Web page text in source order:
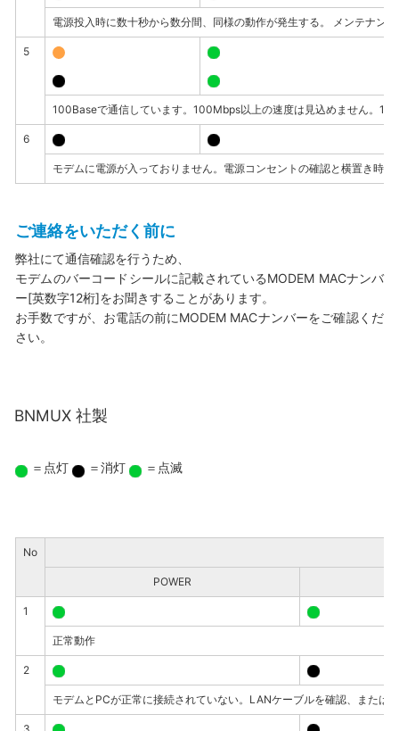
電源投入時に数十秒から数分間、同様の動作が発生する。 メンテナン
5
100Baseで通信しています。100Mbps以上の速度は見込めません。
6
モデムに電源が入っておりません。電源コンセントの確認と横置き時
ご連絡をいただく前に
弊社にて通信確認を行うため、
モデムのバーコードシールに記載されているMODEM MACナンバ
ー[英数字12桁]をお聞きすることがあります。
お手数ですが、お電話の前にMODEM MACナンバーをご確認くだ
さい。
BNMUX 社製
＝点灯 ＝消灯 ＝点滅
No
POWER
1
正常動作
2
モデムとPCが正常に接続されていない。LANケーブルを確認、また